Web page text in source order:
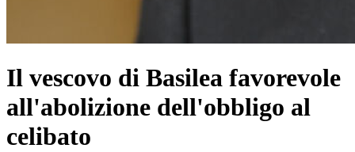
Il vescovo di Basilea favorevole
all'abolizione dell'obbligo al
celibato